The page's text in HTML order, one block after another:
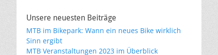
Unsere neuesten Beiträge
MTB im Bikepark: Wann ein neues Bike wirklich
Sinn ergibt
MTB Veranstaltungen 2023 im Überblick